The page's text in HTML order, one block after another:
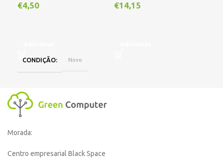
€4,50
CONDIÇÃO Novo
€14,15
Morada:
Centro empresarial Black Space